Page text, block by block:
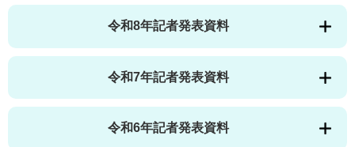
令和8年記者発表資料
令和7年記者発表資料
令和6年記者発表資料